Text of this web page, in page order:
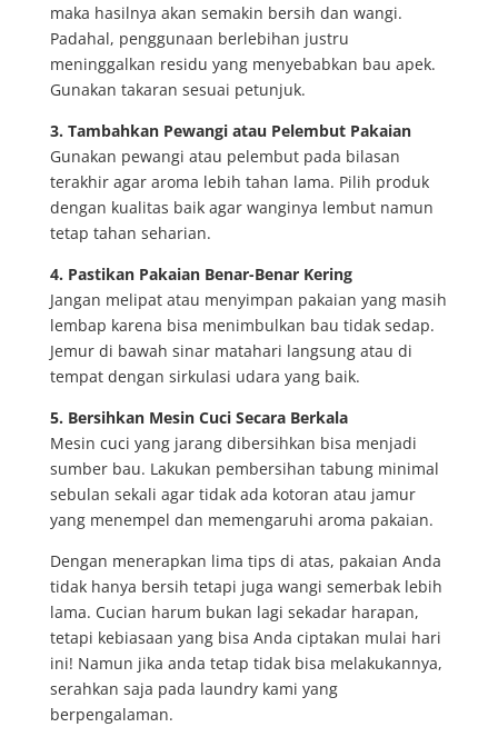
maka hasilnya akan semakin bersih dan wangi.
Padahal, penggunaan berlebihan justru
meninggalkan residu yang menyebabkan bau apek.
Gunakan takaran sesuai petunjuk.
3. Tambahkan Pewangi atau Pelembut Pakaian
Gunakan pewangi atau pelembut pada bilasan
terakhir agar aroma lebih tahan lama. Pilih produk
dengan kualitas baik agar wanginya lembut namun
tetap tahan seharian.
4. Pastikan Pakaian Benar-Benar Kering
Jangan melipat atau menyimpan pakaian yang masih
lembap karena bisa menimbulkan bau tidak sedap.
Jemur di bawah sinar matahari langsung atau di
tempat dengan sirkulasi udara yang baik.
5. Bersihkan Mesin Cuci Secara Berkala
Mesin cuci yang jarang dibersihkan bisa menjadi
sumber bau. Lakukan pembersihan tabung minimal
sebulan sekali agar tidak ada kotoran atau jamur
yang menempel dan memengaruhi aroma pakaian.
Dengan menerapkan lima tips di atas, pakaian Anda
tidak hanya bersih tetapi juga wangi semerbak lebih
lama. Cucian harum bukan lagi sekadar harapan,
tetapi kebiasaan yang bisa Anda ciptakan mulai hari
ini! Namun jika anda tetap tidak bisa melakukannya,
serahkan saja pada laundry kami yang
berpengalaman.